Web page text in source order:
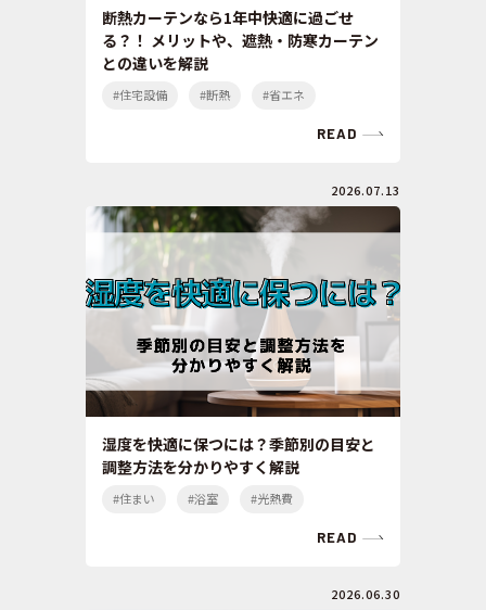
断熱カーテンなら1年中快適に過ごせ
る？！ メリットや、遮熱・防寒カーテン
との違いを解説
#住宅設備 #断熱 #省エネ
READ
2026.07.13
湿度を快適に保つには？季節別の目安と
調整方法を分かりやすく解説
#住まい #浴室 #光熱費
READ
2026.06.30